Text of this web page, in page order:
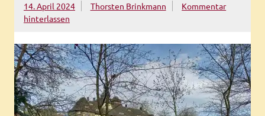
14. April 2024 Thorsten Brinkmann
Kommentar
hinterlassen